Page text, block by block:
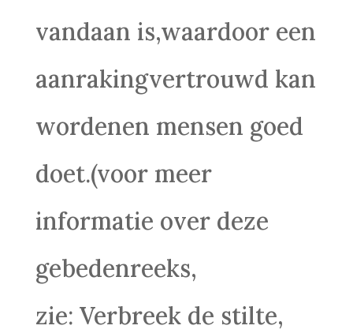
vandaan is,waardoor een
aanrakingvertrouwd kan
wordenen mensen goed
doet.(voor meer
informatie over deze
gebedenreeks,
zie: Verbreek de stilte,